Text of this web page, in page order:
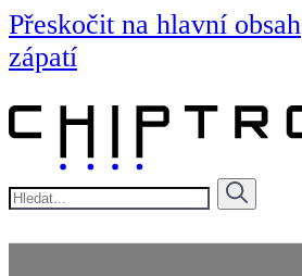
Přeskočit na hlavní obsah
zápatí
Hledat